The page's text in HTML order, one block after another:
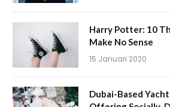
Harry Potter: 10
Make No Sense
15 Januari 2020
Dubai-Based